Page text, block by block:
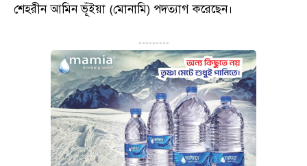
শেহরীন আমিন ভূঁইয়া (মোনামি) পদত্যাগ করেছেন।
---------